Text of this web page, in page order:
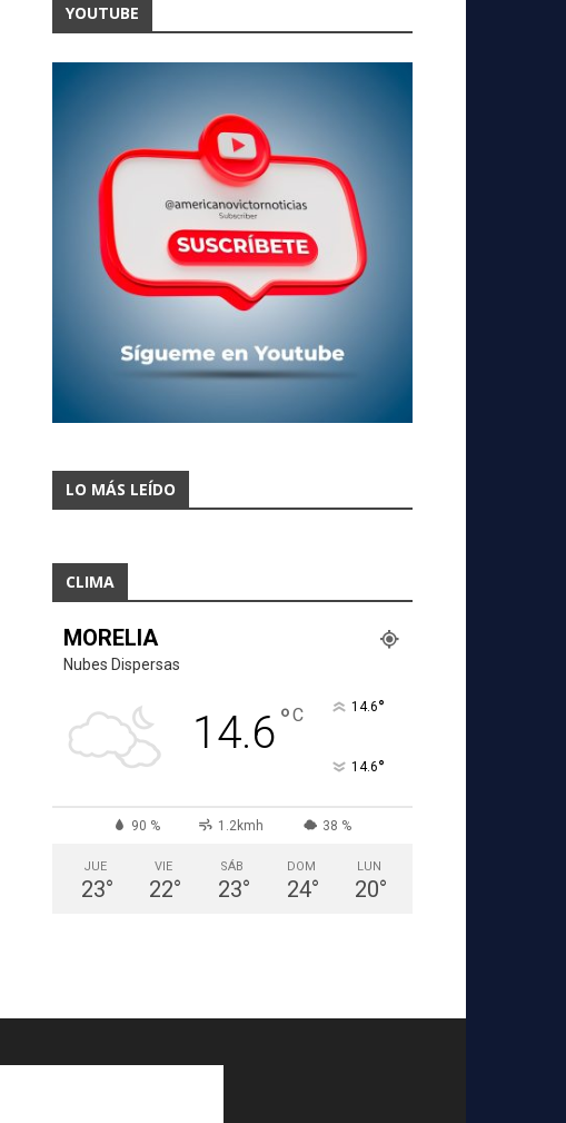
YOUTUBE
LO MÁS LEÍDO
CLIMA
MORELIA
Nubes Dispersas
14.6°C 14.6°
14.6°
90 % 1.2kmh 38 %
JUE
23°
VIE
22°
SÁB
23°
DOM
24°
LUN
20°